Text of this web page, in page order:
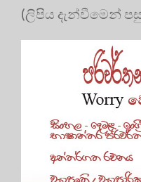
(ලිපිය දැන්වීමෙන්